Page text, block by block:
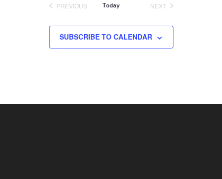
PREVIOUS
Today
NEXT
SUBSCRIBE TO CALENDAR